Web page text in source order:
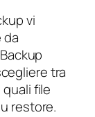
vi
da
tra
file
restore.